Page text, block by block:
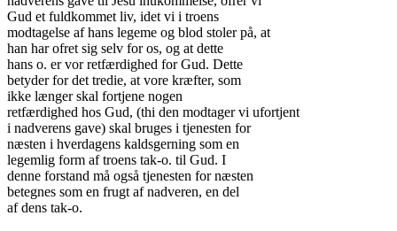
Gud et fuldkommet liv, idet vi i troens
modtagelse af hans legeme og blod stoler på, at
han har ofret sig selv for os, og at dette
hans o. er vor retfærdighed for Gud. Dette
betyder for det tredie, at vore kræfter, som
ikke længer skal fortjene nogen
retfærdighed hos Gud, (thi den modtager vi ufortjent
i nadverens gave) skal bruges i tjenesten for
næsten i hverdagens kaldsgerning som en
legemlig form af troens tak-o. til Gud. I
denne forstand må også tjenesten for næsten
betegnes som en frugt af nadveren, en del
af dens tak-o.